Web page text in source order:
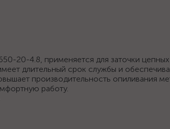
20-4.8, применяется для заточки
длительный срок службы и
производительность опиливания
работу.